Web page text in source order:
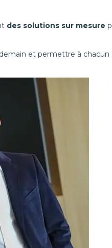
des solutions sur mesure
et permettre à chacun